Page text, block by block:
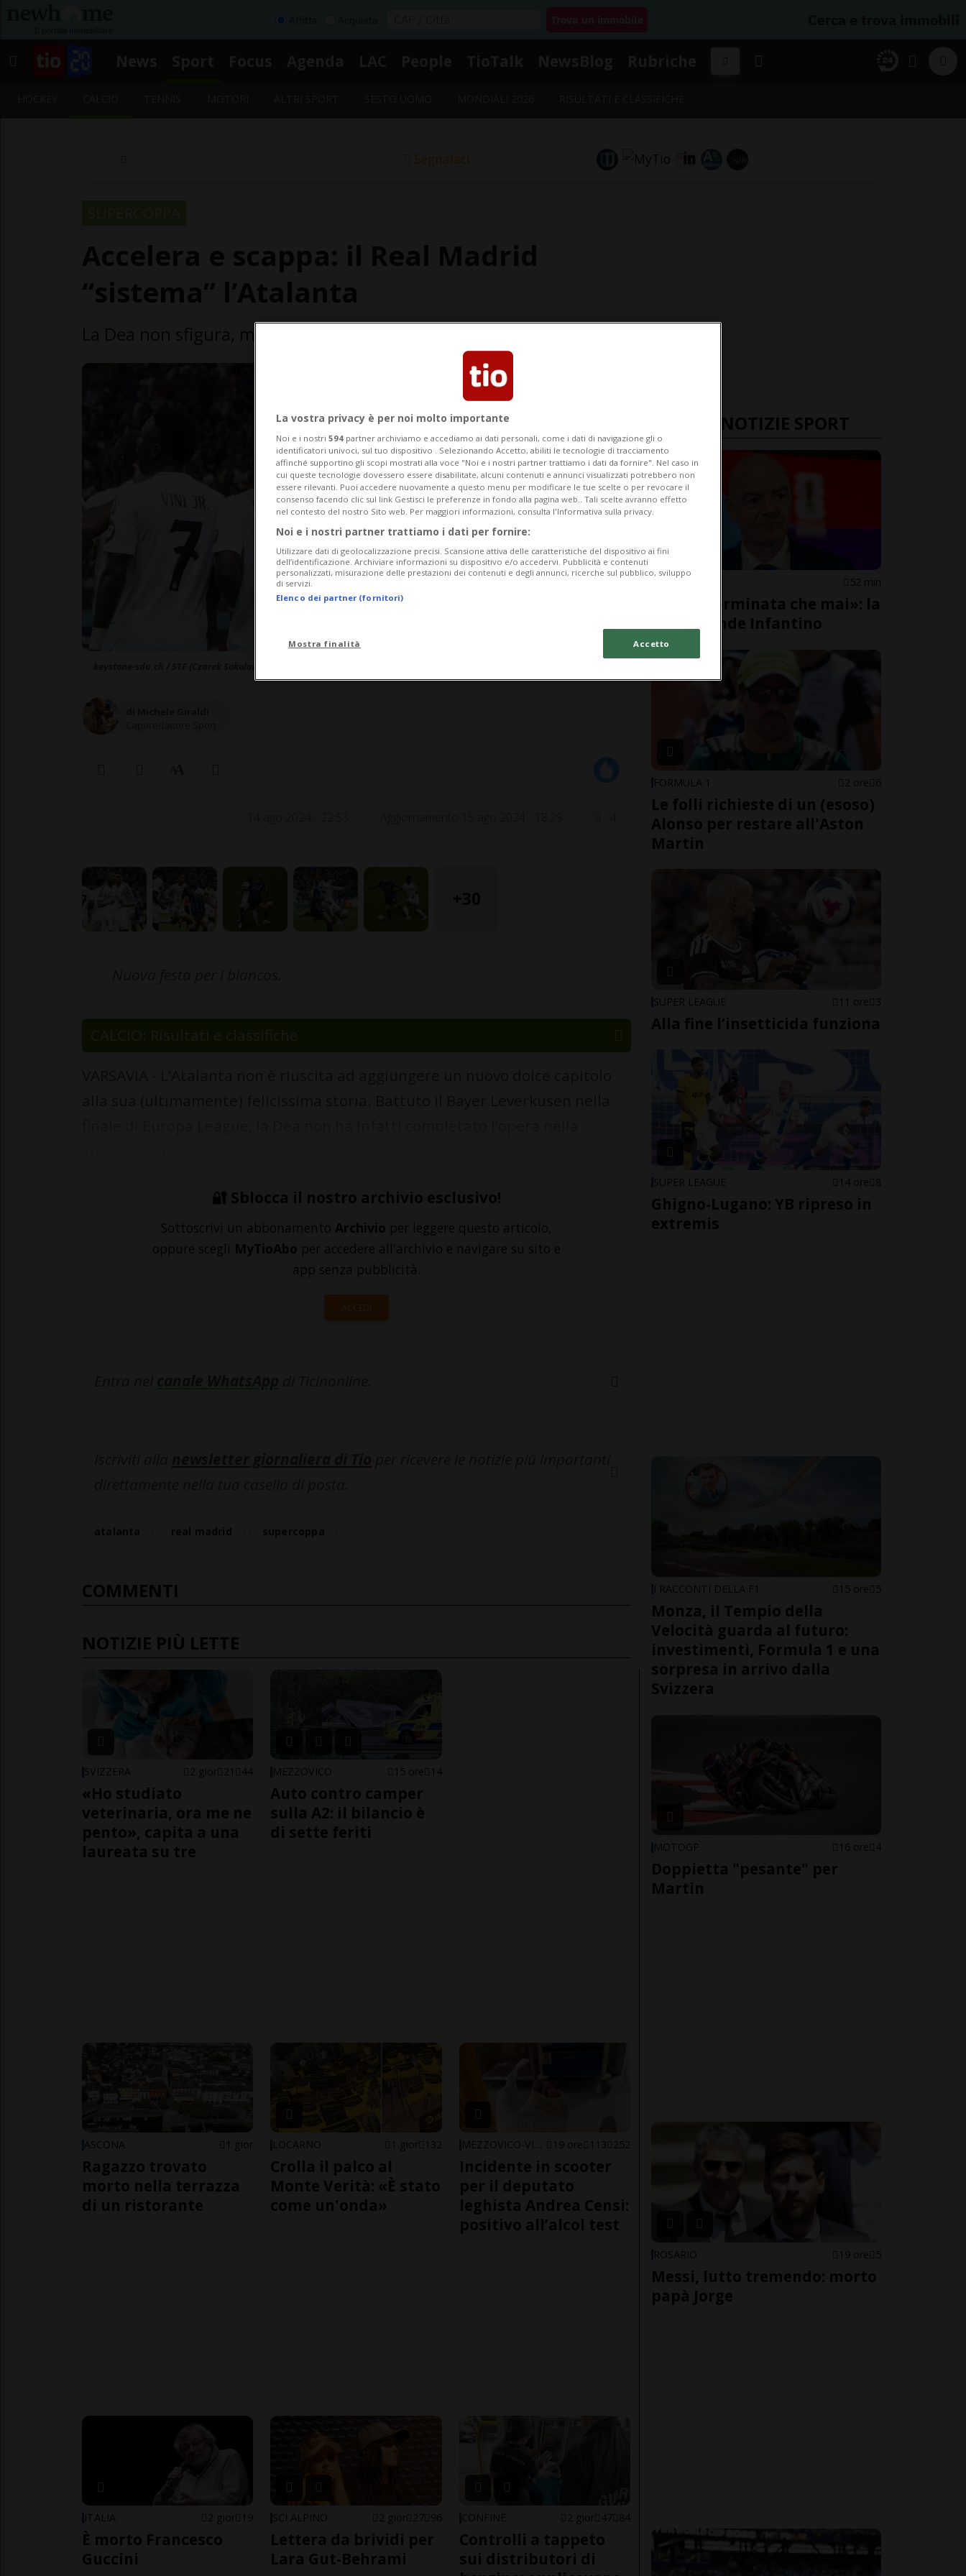
Segnalaci
CALCIO: Risultati e classifiche
🔐 Sblocca il nostro archivio esclusivo!
Sottoscrivi un abbonamento Archivio per leggere questo articolo,
oppure scegli MyTioAbo per accedere all'archivio e navigare su sito e
app senza pubblicità.
ACCEDI
COMMENTI
NOTIZIE PIÙ LETTE
SVIZZERA 2 gior 21 44
«Ho studiato
veterinaria, ora me ne
pento», capita a una
laureata su tre
MEZZOVICO 15 ore 14
Auto contro camper
sulla A2: il bilancio è
di sette feriti
ASCONA 1 gior
Ragazzo trovato
morto nella terrazza
di un ristorante
LOCARNO 1 gior 132
Crolla il palco al
Monte Verità: «È stato
come un'onda»
19 ore 113 252
Incidente in scooter
per il deputato
leghista Andrea Censi:
positivo all’alcol test
ITALIA 2 gior 19
È morto Francesco
Guccini
SCI ALPINO 2 gior 27 96
Lettera da brividi per
Lara Gut-Behrami
CONFINE 2 gior 47 84
Controlli a tappeto
sui distributori di
ULTIME NOTIZIE SPORT
52 min
«Più determinata che mai»: la
FIFA difende Infantino
FORMULA 1 2 ore 6
Le folli richieste di un (esoso)
Alonso per restare all'Aston
Martin
SUPER LEAGUE 11 ore 3
Alla fine l’insetticida funziona
SUPER LEAGUE 14 ore 8
Ghigno-Lugano: YB ripreso in
extremis
I RACCONTI DELLA F1 15 ore 5
Monza, il Tempio della
Velocità guarda al futuro:
investimenti, Formula 1 e una
sorpresa in arrivo dalla
Svizzera
MOTOGP 16 ore 4
Doppietta "pesante" per
Martin
ROSARIO 19 ore 5
Messi, lutto tremendo: morto
papà Jorge
La vostra privacy è per noi molto importante
Noi e i nostri 594 partner archiviamo e accediamo ai dati personali, come i dati di navigazione gli o
identificatori univoci, sul tuo dispositivo . Selezionando Accetto, abiliti le tecnologie di tracciamento
affinché supportino gli scopi mostrati alla voce "Noi e i nostri partner trattiamo i dati da fornire". Nel caso in
cui queste tecnologie dovessero essere disabilitate, alcuni contenuti e annunci visualizzati potrebbero non
essere rilevanti. Puoi accedere nuovamente a questo menu per modificare le tue scelte o per revocare il
consenso facendo clic sul link Gestisci le preferenze in fondo alla pagina web.. Tali scelte avranno effetto
nel contesto del nostro Sito web. Per maggiori informazioni, consulta l'Informativa sulla privacy.
Noi e i nostri partner trattiamo i dati per fornire:
Utilizzare dati di geolocalizzazione precisi. Scansione attiva delle caratteristiche del dispositivo ai fini
dell’identificazione. Archiviare informazioni su dispositivo e/o accedervi. Pubblicità e contenuti
personalizzati, misurazione delle prestazioni dei contenuti e degli annunci, ricerche sul pubblico, sviluppo
di servizi.
Elenco dei partner (fornitori)
Mostra finalità Accetto